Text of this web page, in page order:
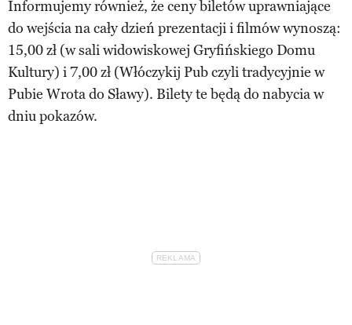
Informujemy również, że ceny biletów uprawniające
do wejścia na cały dzień prezentacji i filmów wynoszą:
15,00 zł (w sali widowiskowej Gryfińskiego Domu
Kultury) i 7,00 zł (Włóczykij Pub czyli tradycyjnie w
Pubie Wrota do Sławy). Bilety te będą do nabycia w
dniu pokazów.